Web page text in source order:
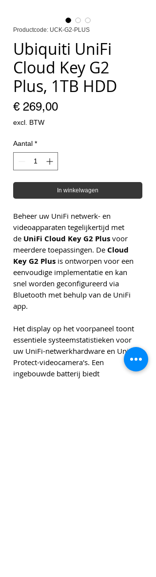
Productcode: UCK-G2-PLUS
Ubiquiti UniFi
Cloud Key G2
Plus, 1TB HDD
€ 269,00Prijs
excl. BTW
Aantal *
In winkelwagen
Beheer uw UniFi netwerk- en
videoapparaten tegelijkertijd met
de UniFi Cloud Key G2 Plus voor
meerdere toepassingen. De Cloud
Key G2 Plus is ontworpen voor een
eenvoudige implementatie en kan
snel worden geconfigureerd via
Bluetooth met behulp van de UniFi
app.
Het display op het voorpaneel toont
essentiele systeemstatistieken voor
uw UniFi-netwerkhardware en UniFi
Protect-videocamera's. Een
ingebouwde batterij biedt